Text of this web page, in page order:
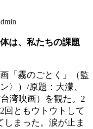
は、私たちの課題
「霧のごとく」（監
〉）/原題：大濛、
湾映画）を観た。2
回ともウトウトして
しまった。涙が止ま